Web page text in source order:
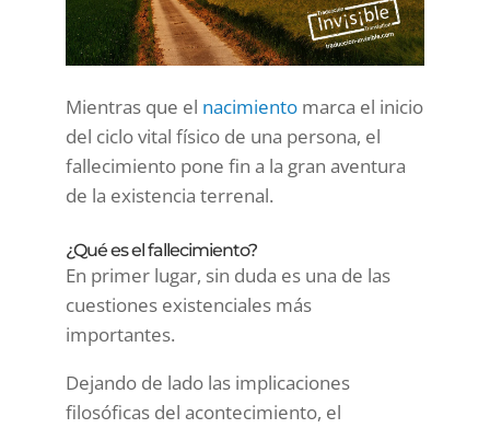
Mientras que el nacimientomarca el inicio
del ciclo vital físico de una persona, el
fallecimiento pone fin a la gran aventura
de la existencia terrenal.
¿Qué es el fallecimiento?
En primer lugar, sin duda es una de las
cuestiones existenciales más
importantes.
Dejando de lado las implicaciones
filosóficas del acontecimiento, el